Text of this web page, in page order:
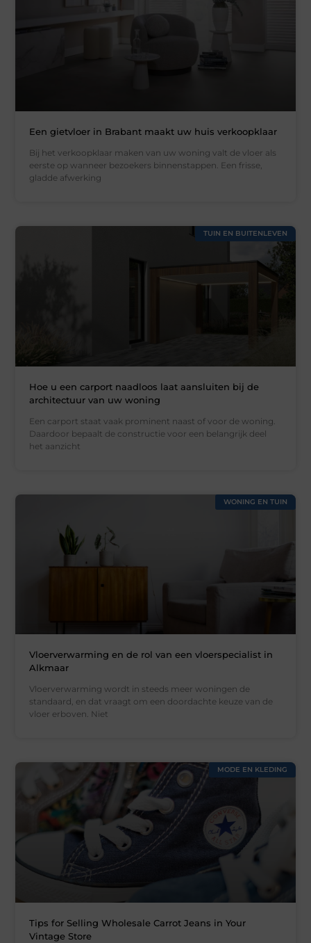
Een gietvloer in Brabant maakt uw huis verkoopklaar
Bij het verkoopklaar maken van uw woning valt de vloer als
eerste op wanneer bezoekers binnenstappen. Een frisse,
gladde afwerking
TUIN EN BUITENLEVEN
Hoe u een carport naadloos laat aansluiten bij de
architectuur van uw woning
Een carport staat vaak prominent naast of voor de woning.
Daardoor bepaalt de constructie voor een belangrijk deel
het aanzicht
WONING EN TUIN
Vloerverwarming en de rol van een vloerspecialist in
Alkmaar
Vloerverwarming wordt in steeds meer woningen de
standaard, en dat vraagt om een doordachte keuze van de
vloer erboven. Niet
MODE EN KLEDING
Tips for Selling Wholesale Carrot Jeans in Your
Vintage Store